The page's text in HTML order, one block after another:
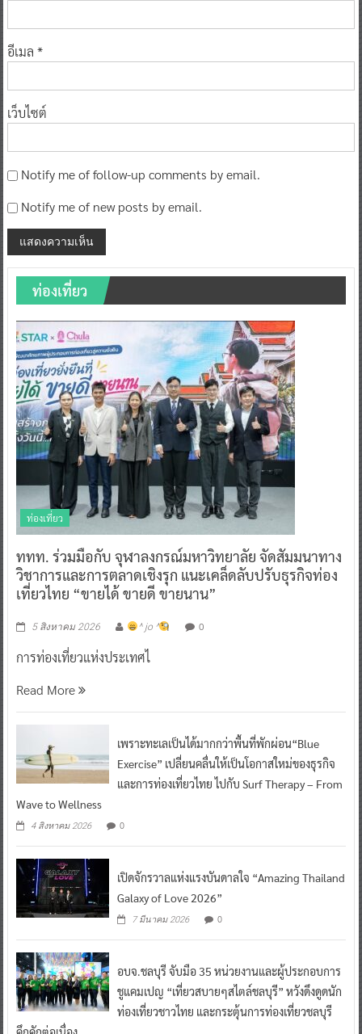
อีเมล *
เว็บไซต์
Notify me of follow-up comments by email.
Notify me of new posts by email.
ท่องเที่ยว
ท่องเที่ยว
ททท. ร่วมมือกับ จุฬาลงกรณ์มหาวิทยาลัย จัดสัมมนาทาง
วิชาการและการตลาดเชิงรุก แนะเคล็ดลับปรับธุรกิจท่อง
เที่ยวไทย “ขายได้ ขายดี ขายนาน”
5 สิงหาคม 2026 ^ jo ^ 0
การท่องเที่ยวแห่งประเทศไ
Read More
เพราะทะเลเป็นได้มากกว่าพื้นที่พักผ่อน“Blue
Exercise” เปลี่ยนคลื่นให้เป็นโอกาสใหม่ของธุรกิจ
และการท่องเที่ยวไทย ไปกับ Surf Therapy – From
Wave to Wellness
4 สิงหาคม 2026 0
เปิดจักรวาลแห่งแรงบันดาลใจ “Amazing Thailand
Galaxy of Love 2026”
7 มีนาคม 2026 0
อบจ.ชลบุรี จับมือ 35 หน่วยงานและผู้ประกอบการ
ชูแคมเปญ “เที่ยวสบายๆสไตล์ชลบุรี” หวังดึงดูดนัก
ท่องเที่ยวชาวไทย และกระตุ้นการท่องเที่ยวชลบุรี